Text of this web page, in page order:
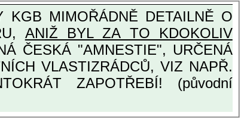
ANIŽ BYL ZA TO KDOKOLIV
ZAPOTŘEBÍ! (původní